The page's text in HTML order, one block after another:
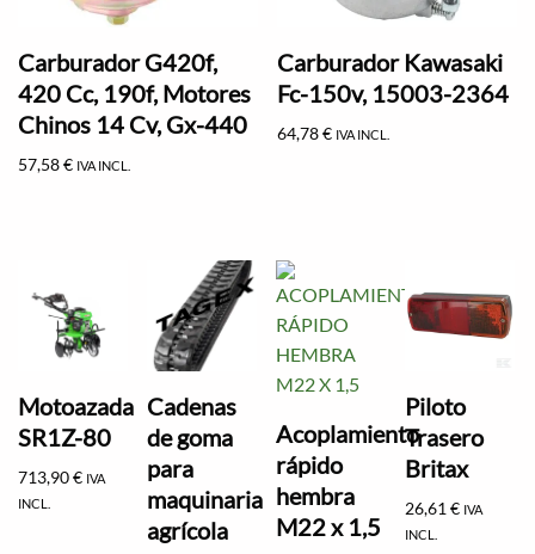
Carburador G420f,
420 Cc, 190f, Motores
Chinos 14 Cv, Gx-440
57,58€ IVA INCL.
Carburador Kawasaki
Fc-150v, 15003-2364
64,78€ IVA INCL.
Motoazada
SR1Z-80
713,90€ IVA
INCL.
Cadenas
de goma
para
maquinaria
agrícola
Acoplamiento
rápido
hembra
M22 x 1,5
Piloto
Trasero
Britax
26,61€ IVA
INCL.